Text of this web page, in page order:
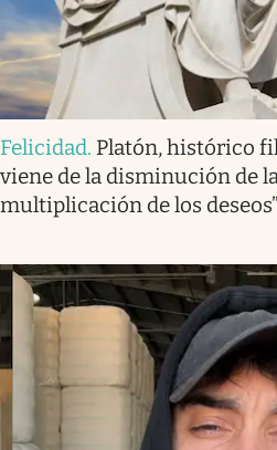
Felicidad. Platón, histórico
viene de la disminución de
multiplicación de los deseos”